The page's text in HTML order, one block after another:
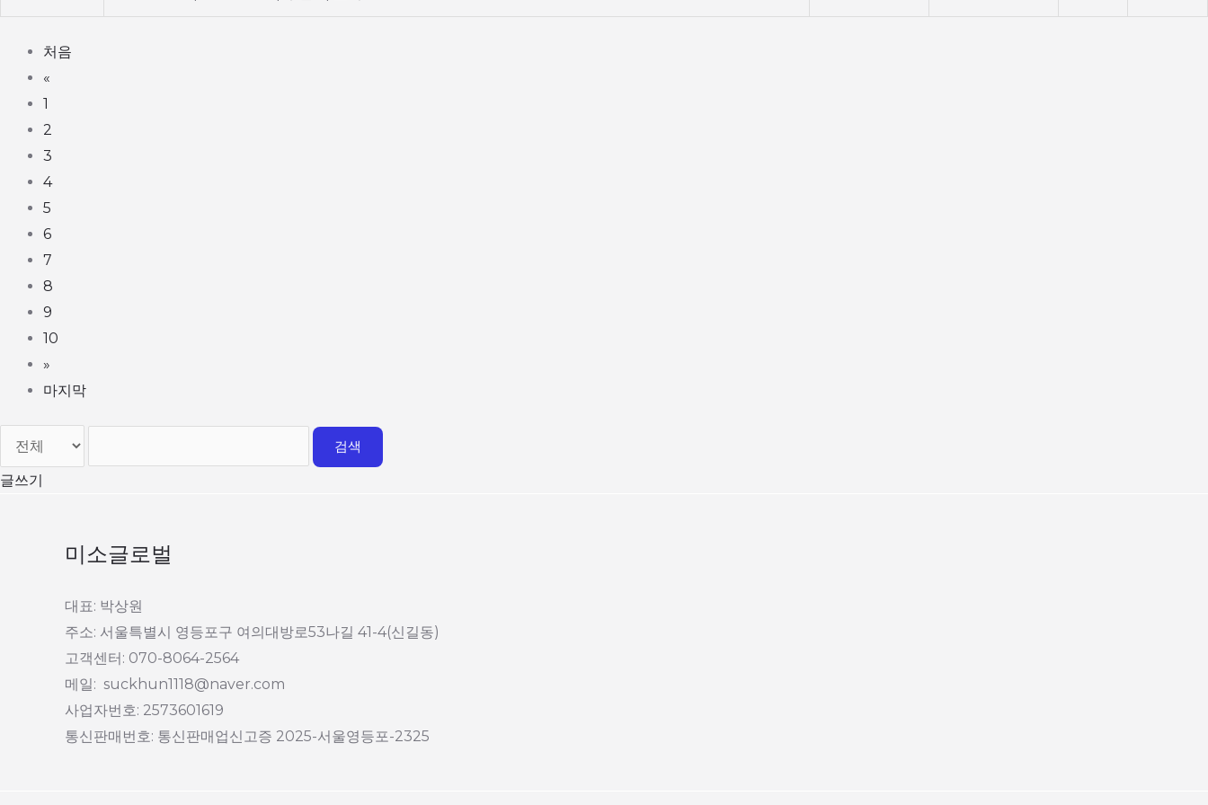
처음
«
1
2
3
4
5
6
7
8
9
10
»
마지막
검색
글쓰기
미소글로벌
대표: 박상원
주소: 서울특별시 영등포구 여의대방로53나길 41-4(신길동)
고객센터: 070-8064-2564
메일: suckhun1118@naver.com
사업자번호: 2573601619
통신판매번호: 통신판매업신고증 2025-서울영등포-2325